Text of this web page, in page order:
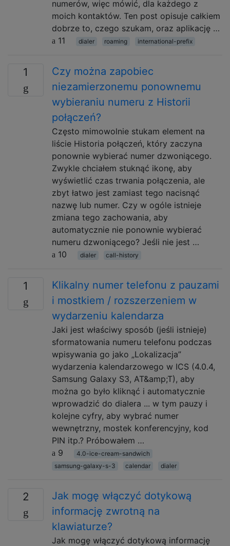
numerów, więc mówić, dla każdego z
moich kontaktów. Ten post opisuje całkiem
dobrze to, czego szukam, oraz aplikację …
11
dialer roaming international-prefix
1
Czy można zapobiec
niezamierzonemu ponownemu
wybieraniu numeru z Historii
połączeń?
Często mimowolnie stukam element na
liście Historia połączeń, który zaczyna
ponownie wybierać numer dzwoniącego.
Zwykle chciałem stuknąć ikonę, aby
wyświetlić czas trwania połączenia, ale
zbyt łatwo jest zamiast tego nacisnąć
nazwę lub numer. Czy w ogóle istnieje
zmiana tego zachowania, aby
automatycznie nie ponownie wybierać
numeru dzwoniącego? Jeśli nie jest …
10
dialer call-history
1
Klikalny numer telefonu z pauzami
i mostkiem / rozszerzeniem w
wydarzeniu kalendarza
Jaki jest właściwy sposób (jeśli istnieje)
sformatowania numeru telefonu podczas
wpisywania go jako „Lokalizacja”
wydarzenia kalendarzowego w ICS (4.0.4,
Samsung Galaxy S3, AT&amp;T), aby
można go było kliknąć i automatycznie
wprowadzić do dialera ... w tym pauzy i
kolejne cyfry, aby wybrać numer
wewnętrzny, mostek konferencyjny, kod
PIN itp.? Próbowałem …
9
4.0-ice-cream-sandwich
samsung-galaxy-s-3
calendar dialer
2
Jak mogę włączyć dotykową
informację zwrotną na
klawiaturze?
Jak mogę włączyć dotykową informację